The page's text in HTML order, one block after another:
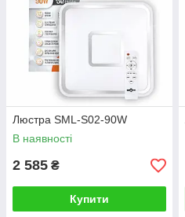
Люстра SML-S02-90W
В наявності
2 585 ₴
Купити